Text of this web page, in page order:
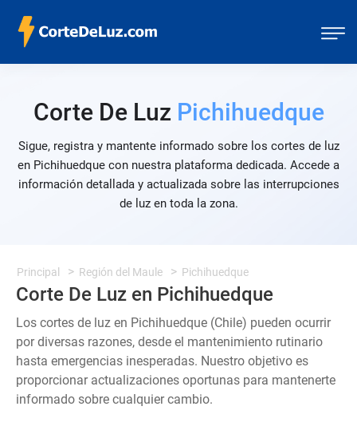
Corte De Luz Pichihuedque
Sigue, registra y mantente informado sobre los cortes de luz
en Pichihuedque con nuestra plataforma dedicada. Accede a
información detallada y actualizada sobre las interrupciones
de luz en toda la zona.
Principal Región del Maule Pichihuedque
Corte De Luz en Pichihuedque
Los cortes de luz en Pichihuedque (Chile) pueden ocurrir
por diversas razones, desde el mantenimiento rutinario
hasta emergencias inesperadas. Nuestro objetivo es
proporcionar actualizaciones oportunas para mantenerte
informado sobre cualquier cambio.